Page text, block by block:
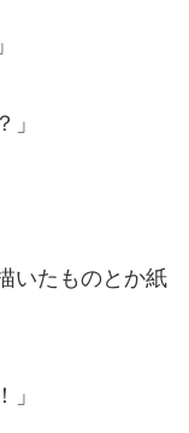
」
いたものとか紙
」